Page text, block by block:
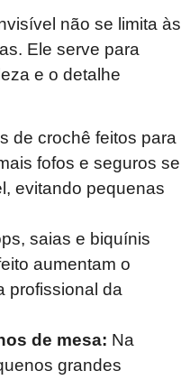
não se limita às
Ele serve para
e o detalhe
de crochê feitos para
fofos e seguros se
evitando pequenas
saias e biquínis
aumentam o
profissional da
de mesa: Na
grandes